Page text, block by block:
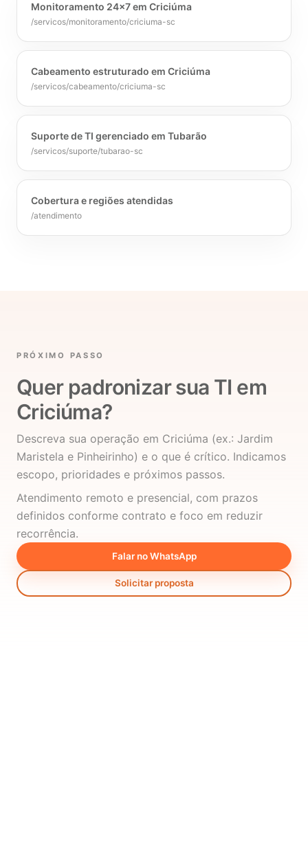
Monitoramento 24x7 em Criciúma
/servicos/monitoramento/criciuma-sc
Cabeamento estruturado em Criciúma
/servicos/cabeamento/criciuma-sc
Suporte de TI gerenciado em Tubarão
/servicos/suporte/tubarao-sc
Cobertura e regiões atendidas
/atendimento
PRÓXIMO PASSO
Quer padronizar sua TI em
Criciúma?
Descreva sua operação em Criciúma (ex.: Jardim
Maristela e Pinheirinho) e o que é crítico. Indicamos
escopo, prioridades e próximos passos.
Atendimento remoto e presencial, com prazos
definidos conforme contrato e foco em reduzir
recorrência.
Falar no WhatsApp
Solicitar proposta